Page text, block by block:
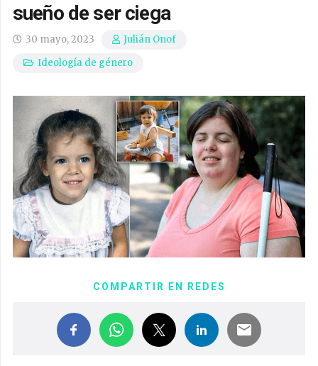
sueño de ser ciega
30 mayo, 2023
Julián Onof
Ideología de género
COMPARTIR EN REDES